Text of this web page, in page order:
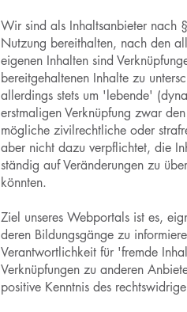
Wir sind als Inhaltsanbieter nach
Nutzung bereithalten, nach den
eigenen Inhalten sind
bereitgehaltenen Inhalte zu
allerdings stets um 'lebende'
erstmaligen Verknüpfung zwar
mögliche zivilrechtliche oder
aber nicht dazu verpflichtet, die
ständig auf Veränderungen zu
könnten.
Ziel unseres Webportals ist es,
deren Bildungsgänge zu
Verantwortlichkeit für 'fremde
Verknüpfungen zu anderen
positive Kenntnis des